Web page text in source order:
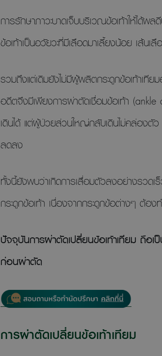
การรักษาภาวะบาดเจ็บบริเวณข้อเท้าให้ไ
ข้อเท้าเป็นอวัยวะที่มีเลือดมาเลี้ยงน้อย เส้นเ
รวมถึงแต่เดิมยังไม่มีผู้ผลิตกระดูกข้อเท้าเที
อดีตจึงมีเพียงการผ่าตัดเชื่อมข้อเท้า
เดินได้ แต่ผู้ป่วยส่วนใหญ่กลับเดินไม่คล่องตั
ลดลง
ทั้งนี้ยังพบว่าเกิดการเสื่อมตัวลงอย่างรวดเ
กระดูกข้อเท้า เนื่องจากกระดูกข้อต่างๆ ต้อง
ปัจจุบันการผ่าตัดเปลี่ยนข้อเท้าเทียม ถือเ
ก่อนผ่าตัด
การผ่าตัดเปลี่ยนข้อเท้าเทียม